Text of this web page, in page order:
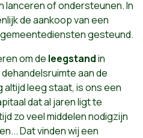
lanceren of ondersteunen. In
de aankoop van een
gesteund.
om de leegstandin
aan de
leeg staat, is ons een
dat al jaren ligt te
zo veel middelen nodigzijn
Dat vinden wij een